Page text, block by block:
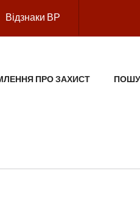
Відзнаки ВР
ПРО ЗАХИСТ